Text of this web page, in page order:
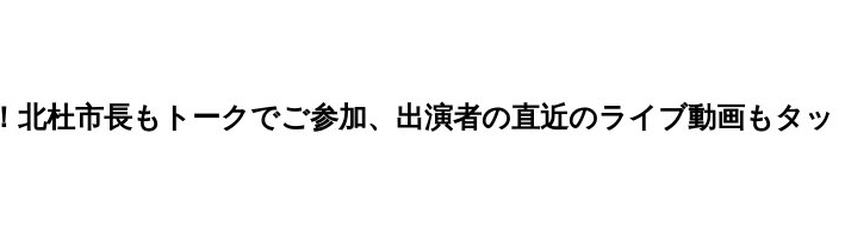
杜市長もトークでご参加、出演者の直近のライブ動画もタッ